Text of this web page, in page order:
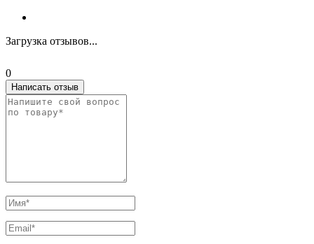
Загрузка отзывов...
0
Написать отзыв